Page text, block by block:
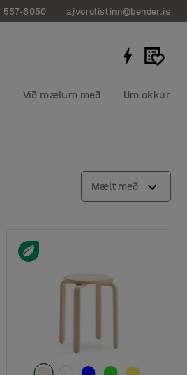
557-6050 ajvorulistinn@bender.is
Við mælum með Um okkur
Mælt með